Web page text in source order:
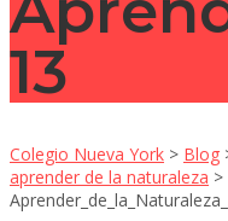
13
Colegio Nueva York > Blog
aprender de la naturaleza >